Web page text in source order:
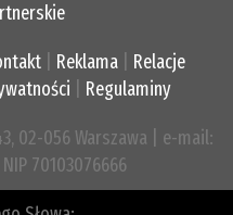
Reklama
Relacje
Regulaminy
02-056 Warszawa | e-mail:
70103076666